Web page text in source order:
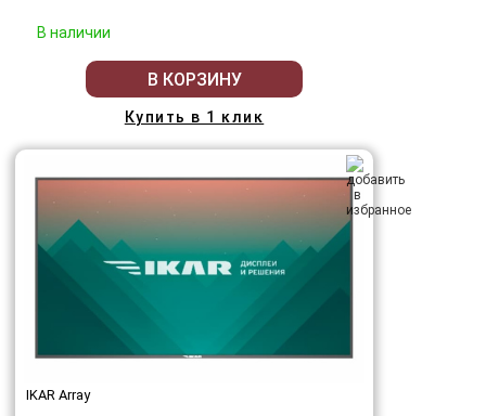
В наличии
В КОРЗИНУ
Купить в 1 клик
IKAR Array